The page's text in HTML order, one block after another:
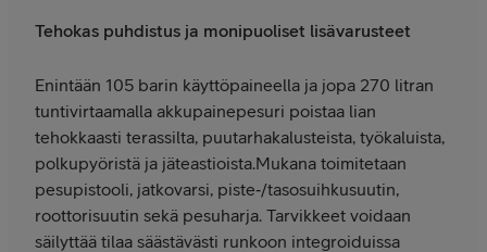
Tehokas puhdistus ja monipuoliset lisävarusteet
Enintään 105 barin käyttöpaineella ja jopa 270 litran
tuntivirtaamalla akkupainepesuri poistaa lian
tehokkaasti terassilta, puutarhakalusteista, työkaluista,
polkupyöristä ja jäteastioista.Mukana toimitetaan
pesupistooli, jatkovarsi, piste‑/tasosuihkusuutin,
roottorisuutin sekä pesuharja. Tarvikkeet voidaan
säilyttää tilaa säästävästi runkoon integroiduissa